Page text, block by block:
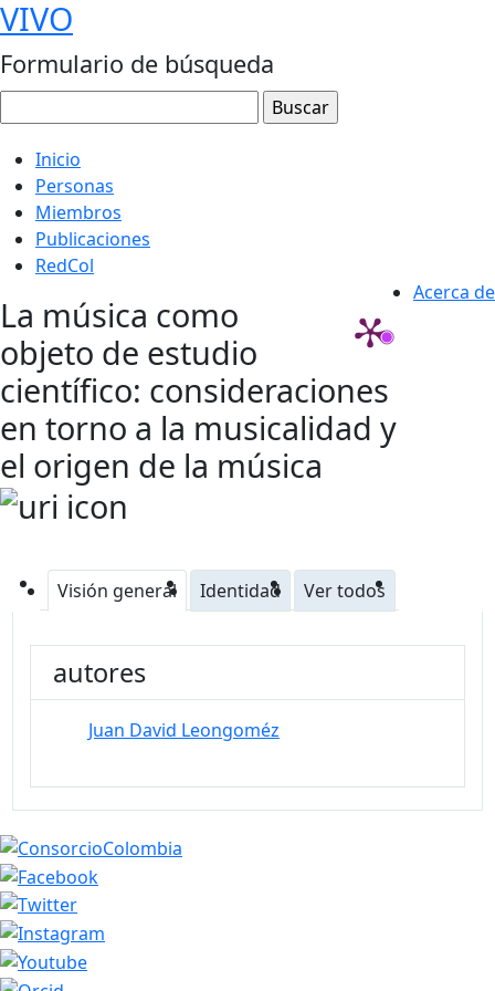
VIVO
Formulario de búsqueda
Inicio
Personas
Miembros
Publicaciones
RedCol
Acerca de
La música como
objeto de estudio
científico: consideraciones
en torno a la musicalidad y
el origen de la música
Visión general Identidad Ver todos
autores
Juan David Leongoméz